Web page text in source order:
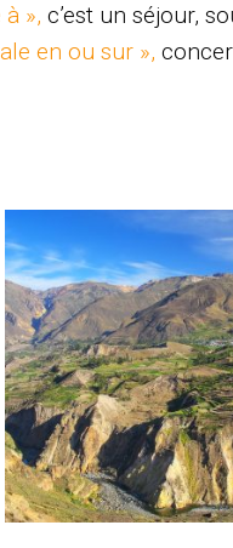
», c’est un séjour,
en ou sur »,